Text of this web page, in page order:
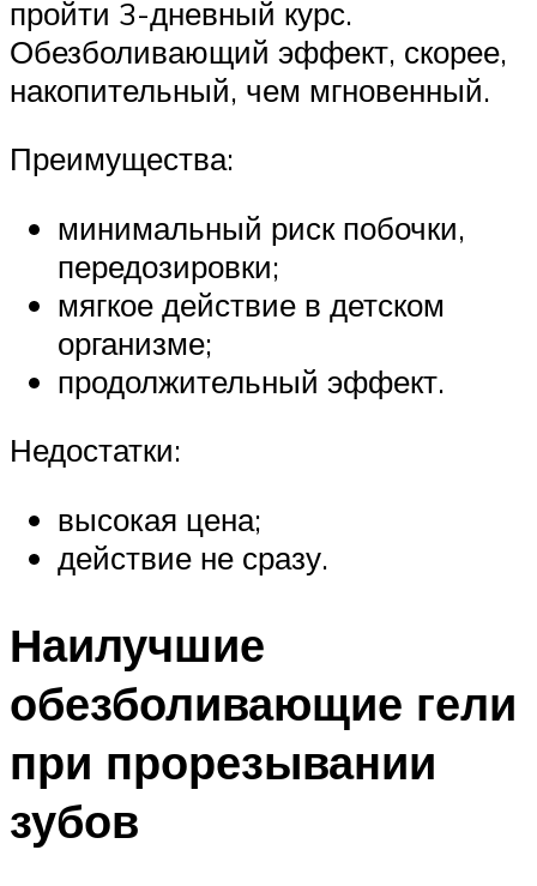
пройти 3-дневный курс.
Обезболивающий эффект, скорее,
накопительный, чем мгновенный.
Преимущества:
минимальный риск побочки,
передозировки;
мягкое действие в детском
организме;
продолжительный эффект.
Недостатки:
высокая цена;
действие не сразу.
Наилучшие
обезболивающие гели
при прорезывании
зубов